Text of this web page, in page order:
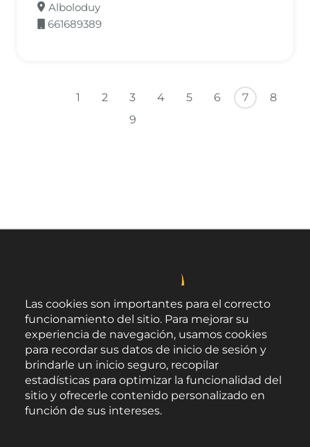
Alboloduy
661689389
Paginación
Primera página
Página anterior
1 2 3 4 5 6 7
8
9
Las cookies son importantes para el correcto
funcionamiento del sitio. Para mejorar su
experiencia de navegación, usamos cookies
para recordar sus datos de inicio de sesión y
brindarle un inicio seguro, recopilar
estadísticas para optimizar la funcionalidad del
sitio y ofrecerle contenido personalizado en
función de sus intereses.